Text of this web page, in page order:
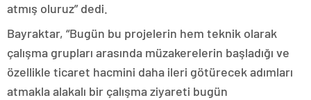
atmış oluruz” dedi.
Bayraktar, “Bugün bu projelerin hem teknik olarak
çalışma grupları arasında müzakerelerin başladığı ve
özellikle ticaret hacmini daha ileri götürecek adımları
atmakla alakalı bir çalışma ziyareti bugün